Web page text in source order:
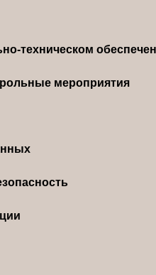
техническом
мероприятия